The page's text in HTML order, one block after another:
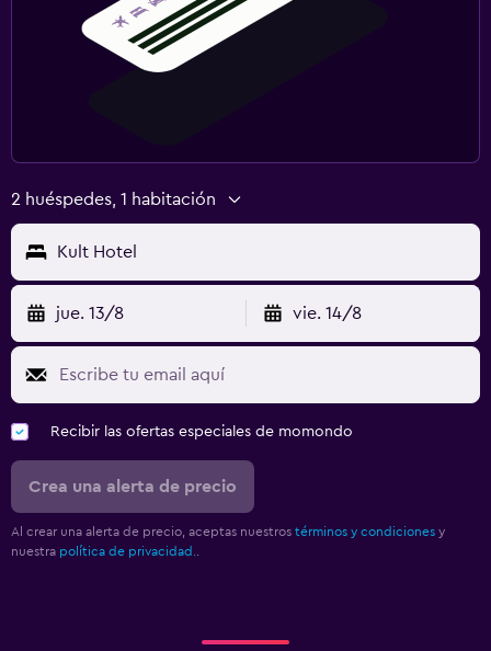
2 huéspedes, 1 habitación
Kult Hotel
jue. 13/8 vie. 14/8
Recibir las ofertas especiales de momondo
Crea una alerta de precio
Al crear una alerta de precio, aceptas nuestros términos y condiciones y
nuestra política de privacidad.